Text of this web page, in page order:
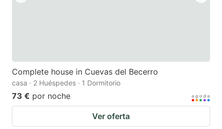
Complete house in Cuevas del Becerro
casa · 2 Huéspedes · 1 Dormitorio
73 € por noche
Ver oferta